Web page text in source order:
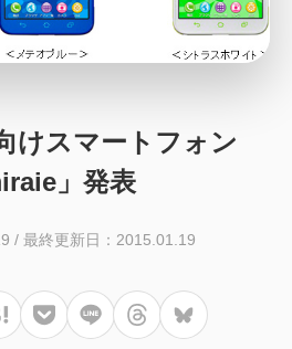
Mac コラム
けスマートフォン
」発表
/ 最終更新日：2015.01.19